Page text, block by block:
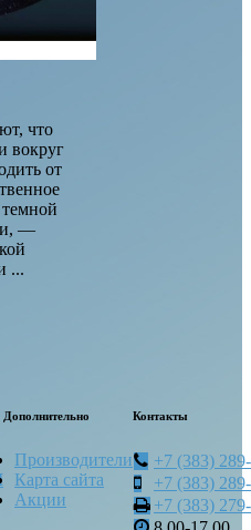
что
вокруг
от
темной
—
...
Дополнительно
Производители
Карта сайта
Акции
Контакты
+7 (383)
+7 (383)
+7 (383)